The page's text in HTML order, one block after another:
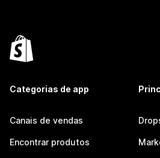
Categorias de app
Canais de vendas
Encontrar produtos